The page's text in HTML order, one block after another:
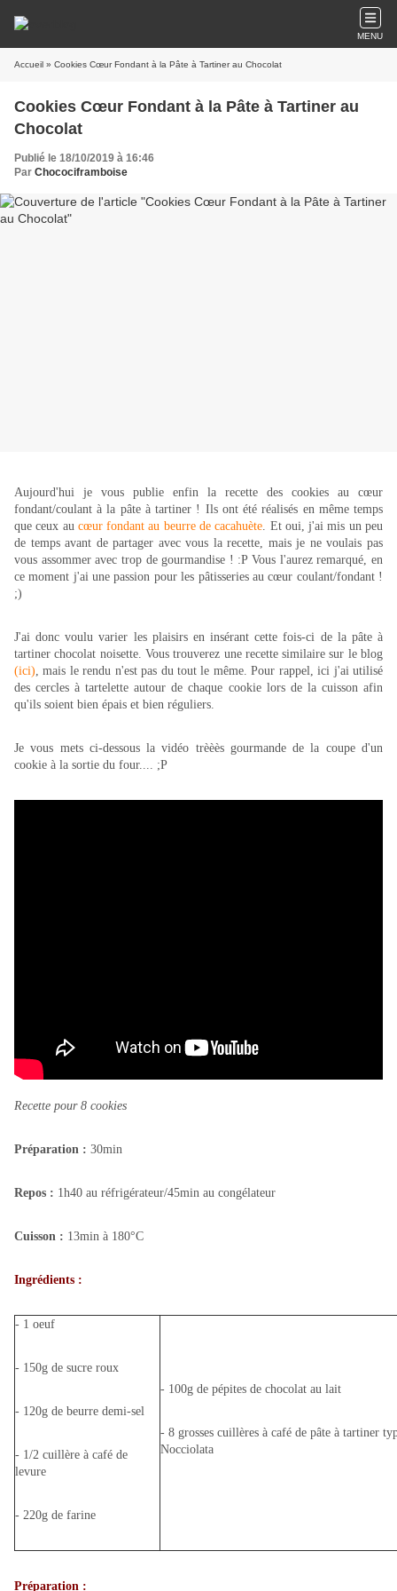
MENU
Accueil » Cookies Cœur Fondant à la Pâte à Tartiner au Chocolat
Cookies Cœur Fondant à la Pâte à Tartiner au
Chocolat
Publié le 18/10/2019 à 16:46
Par Chocociframboise
Aujourd'hui je vous publie enfin la recette des cookies au cœur
fondant/coulant à la pâte à tartiner ! Ils ont été réalisés en même temps
que ceux au cœur fondant au beurre de cacahuète. Et oui, j'ai mis un peu
de temps avant de partager avec vous la recette, mais je ne voulais pas
vous assommer avec trop de gourmandise ! :P Vous l'aurez remarqué, en
ce moment j'ai une passion pour les pâtisseries au cœur coulant/fondant !
;)
J'ai donc voulu varier les plaisirs en insérant cette fois-ci de la pâte à
tartiner chocolat noisette. Vous trouverez une recette similaire sur le blog
(ici), mais le rendu n'est pas du tout le même. Pour rappel, ici j'ai utilisé
des cercles à tartelette autour de chaque cookie lors de la cuisson afin
qu'ils soient bien épais et bien réguliers.
Je vous mets ci-dessous la vidéo trèèès gourmande de la coupe d'un
cookie à la sortie du four.... ;P
Recette pour 8 cookies
Préparation : 30min
Repos : 1h40 au réfrigérateur/45min au congélateur
Cuisson : 13min à 180°C
Ingrédients :
- 1 oeuf
- 150g de sucre roux
- 120g de beurre demi-sel
- 1/2 cuillère à café de
levure
- 220g de farine
- 100g de pépites de chocolat au lait
- 8 grosses cuillères à café de pâte à tartiner
Nocciolata
Préparation :